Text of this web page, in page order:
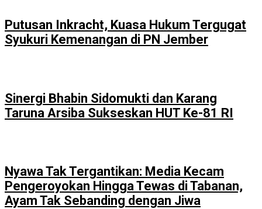
Putusan Inkracht, Kuasa Hukum Tergugat
Syukuri Kemenangan di PN Jember
Sinergi Bhabin Sidomukti dan Karang
Taruna Arsiba Sukseskan HUT Ke-81 RI
Nyawa Tak Tergantikan: Media Kecam
Pengeroyokan Hingga Tewas di Tabanan,
Ayam Tak Sebanding dengan Jiwa